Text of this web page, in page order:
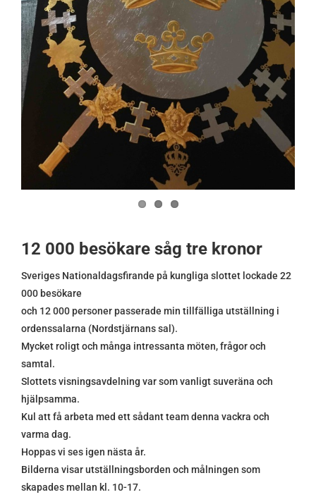
12 000 besökare såg tre kronor
Sveriges Nationaldagsfirande på kungliga slottet lockade 22
000 besökare
och 12 000 personer passerade min tillfälliga utställning i
ordenssalarna (Nordstjärnans sal).
Mycket roligt och många intressanta möten, frågor och
samtal.
Slottets visningsavdelning var som vanligt suveräna och
hjälpsamma.
Kul att få arbeta med ett sådant team denna vackra och
varma dag.
Hoppas vi ses igen nästa år.
Bilderna visar utställningsborden och målningen som
skapades mellan kl. 10-17.